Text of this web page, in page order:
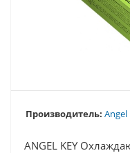
Производитель: Angel
ANGEL KEY